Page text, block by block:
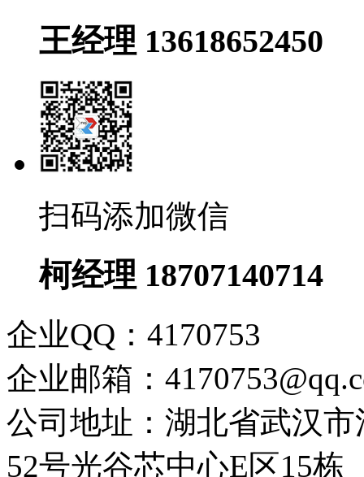
王经理 13618652450
扫码添加微信
柯经理 18707140714
企业QQ：4170753
企业邮箱：
公司地址：湖北省武汉
52号光谷芯中心E区15栋